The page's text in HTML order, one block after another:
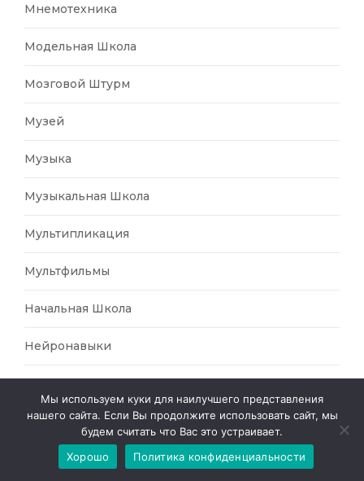
Мнемотехника
Модельная Школа
Мозговой Штурм
Музей
Музыка
Музыкальная Школа
Мультипликация
Мультфильмы
Начальная Школа
Нейронавыки
Нравственно-Патриотическое Воспитание
Образовательная Деятельность
Образовательный Процесс
Мы используем куки для наилучшего представления
нашего сайта. Если Вы продолжите использовать сайт, мы
будем считать что Вас это устраивает.
Хорошо
Политика конфиденциальности